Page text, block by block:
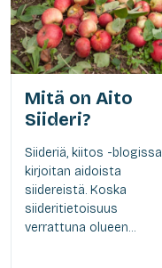
Mitä on Aito
Siideri?
Siideriä, kiitos -blogissa
kirjoitan aidoista
siidereistä. Koska
siideritietoisuus
verrattuna olueen...